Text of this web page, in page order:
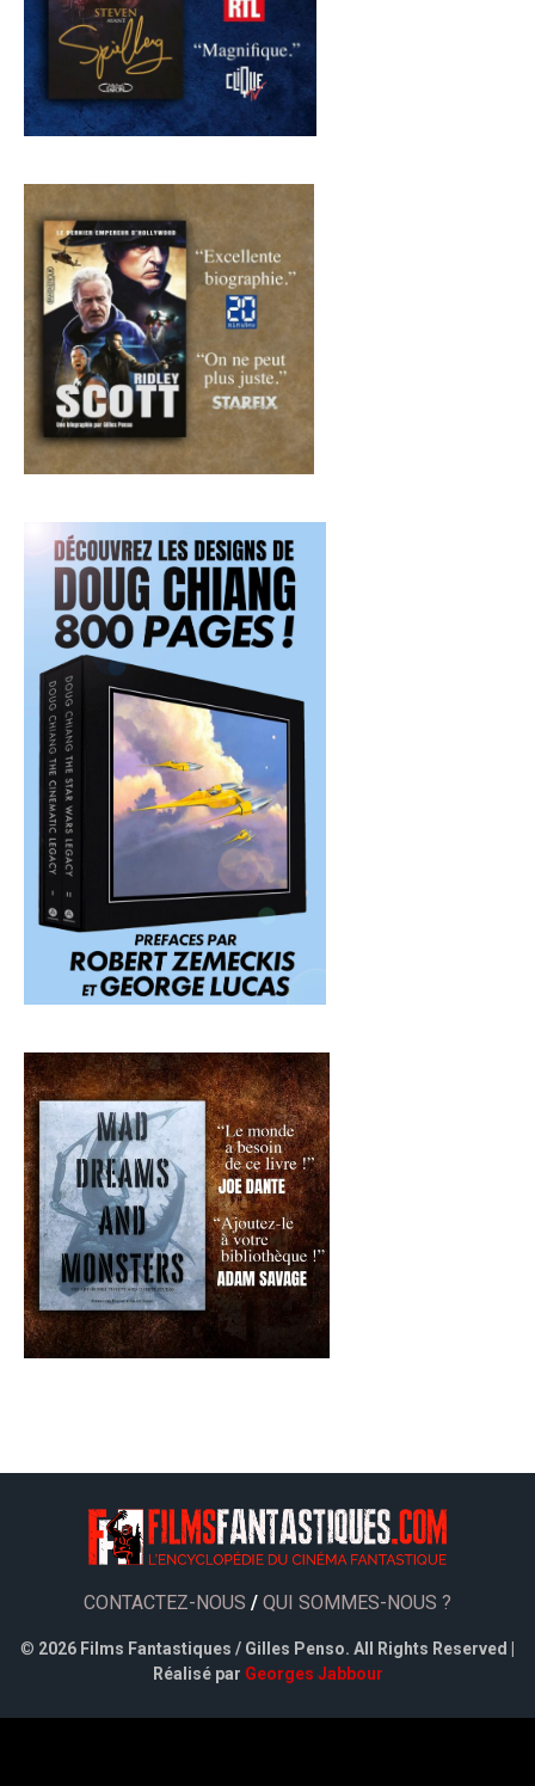
CONTACTEZ-NOUS / QUI SOMMES-NOUS ?
© 2026 Films Fantastiques / Gilles Penso. All Rights Reserved |
Réalisé par Georges Jabbour